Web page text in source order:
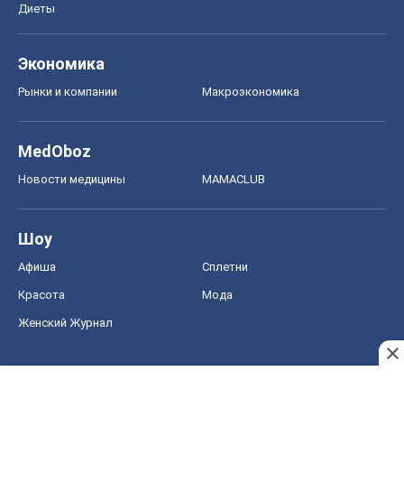
Диеты
Экономика
Рынки и компании Mакроэкономика
MedOboz
Новости медицины MAMACLUB
Шоу
Афиша Сплетни
Красота Мода
Женский Журнал